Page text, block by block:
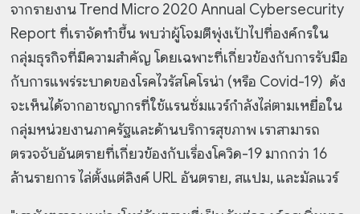
จากรายงาน Trend Micro 2020 Annual Cybersecurity
Report ที่เราจัดทำขึ้น พบว่าผู้โจมตีพุ่งเป้าไปที่องค์กรใน
กลุ่มธุรกิจที่มีความสำคัญ โดยเฉพาะที่เกี่ยวข้องกับการรับมือ
กับการแพร่ระบาดของโรคไวรัสโคโรน่า (หรือ Covid-19) ดัง
จะเห็นได้จากอาชญากรที่ใช้แรนซั่มแวร์กำลังไล่ตามเหยื่อใน
กลุ่มหน่วยงานภาครัฐและด้านบริการสุขภาพ เราสามารถ
ตรวจจับอันตรายที่เกี่ยวข้องกับเรื่องโควิด-19 มากกว่า 16
ล้านรายการ ไล่ตั้งแต่ลิงค์ URL อันตราย, สแปม, และมัลแวร์